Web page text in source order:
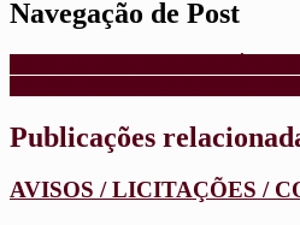
Navegação de Post
Publicações
AVISOS / LICITAÇÕES /